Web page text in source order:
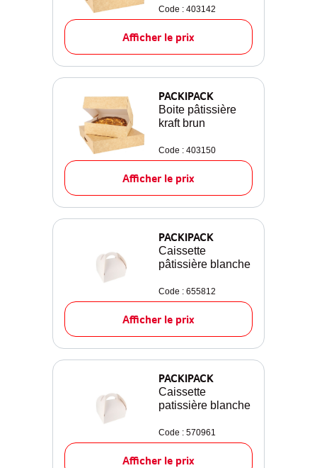
Code : 403142
Afficher le prix
PACKIPACK
Boite pâtissière
kraft brun
Code : 403150
Afficher le prix
PACKIPACK
Caissette
pâtissière blanche
Code : 655812
Afficher le prix
PACKIPACK
Caissette
patissière blanche
Code : 570961
Afficher le prix